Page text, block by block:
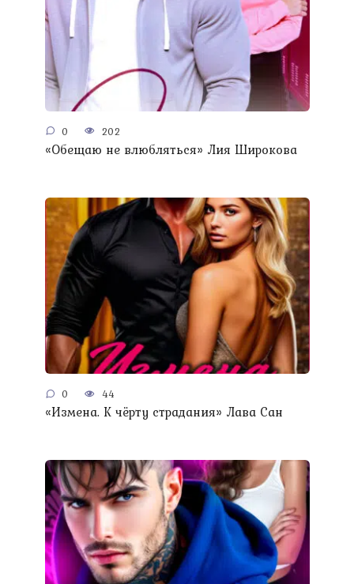
0 202
«Обещаю не влюбляться» Лия Широкова
0 44
«Измена. К чёрту страдания» Лава Сан